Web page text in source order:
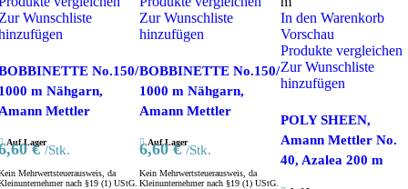
Wunschliste
No.150/
m Nähgarn,
Mettler
Auf Lager
€ /Stk.
Mehrwertsteuerausweis, da
nach §19 (1) UStG.
Zur Wunschliste
hinzufügen
BOBBINETTE No.150/
1000 m Nähgarn,
Amann Mettler
Auf Lager
6,60€ /Stk.
Kein Mehrwertsteuerausweis, da
Kleinunternehmer nach §19 (1) UStG.
In den Warenkorb
Vorschau
Produkte vergleichen
Zur Wunschliste
hinzufügen
POLY SHEEN,
Amann Mettler No.
40, Azalea 200 m